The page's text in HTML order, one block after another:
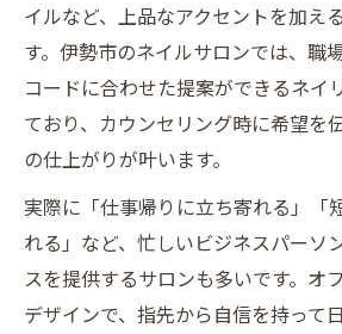
イルなど、上品なアクセントを加え
す。伊勢市のネイルサロンでは、職
コードに合わせた提案ができるネイ
ており、カウンセリング時に希望を
の仕上がりが叶います。
実際に「仕事帰りに立ち寄れる」「
れる」など、忙しいビジネスパーソ
スを提供するサロンも多いです。オ
デザインで、指先から自信を持って